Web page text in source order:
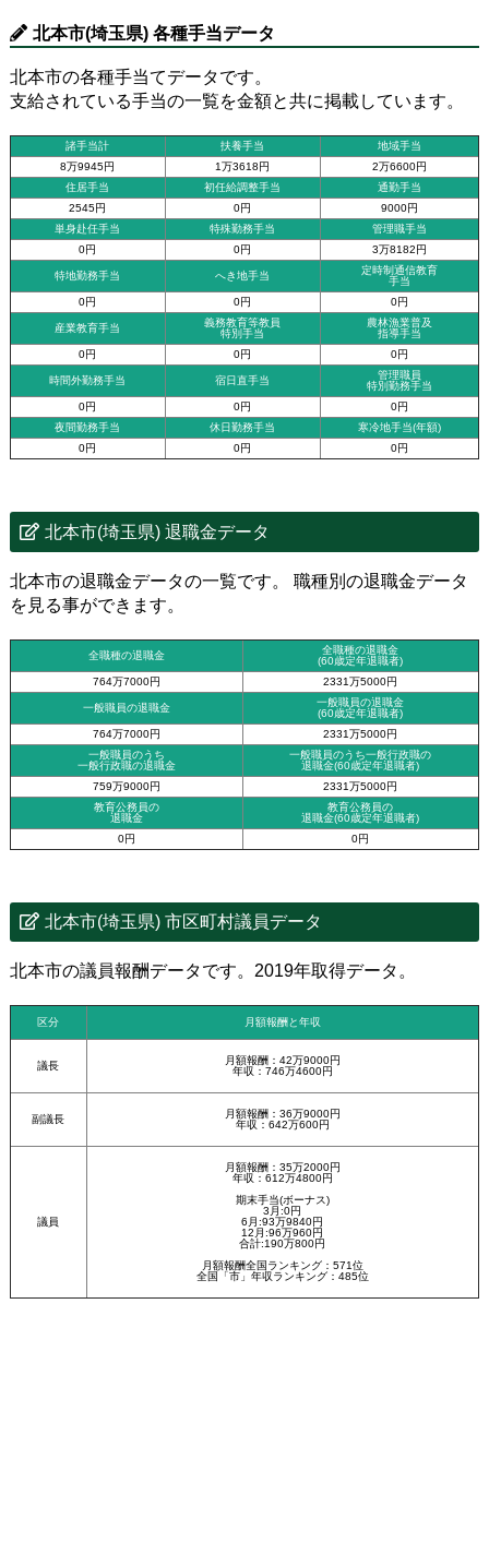
北本市(埼玉県) 各種手当データ
北本市の各種手当てデータです。
支給されている手当の一覧を金額と共に掲載しています。
諸手当計 扶養手当
地域手当
8万9945円
1万3618円
2万6600円
住居手当
初任給調整手当
通勤手当
2545円
0円
9000円
単身赴任手当
特殊勤務手当
管理職手当
0円
0円 3万8182円
特地勤務手当 へき地手当
定時制通信教育
手当
0円
0円 0円
産業教育手当
義務教育等教員
特別手当
農林漁業普及
指導手当
0円
0円 0円
時間外勤務手当 宿日直手当
管理職員
特別勤務手当
0円
0円
0円
夜間勤務手当
休日勤務手当
寒冷地手当(年額)
0円
0円 0円
北本市(埼玉県) 退職金データ
北本市の退職金データの一覧です。 職種別の退職金データ
を見る事ができます。
全職種の退職金
全職種の退職金
(60歳定年退職者)
764万7000円
2331万5000円
一般職員の退職金
一般職員の退職金
(60歳定年退職者)
764万7000円
2331万5000円
一般職員のうち
一般行政職の退職金
一般職員のうち一般行政職の
退職金(60歳定年退職者)
759万9000円
2331万5000円
教育公務員の
退職金
教育公務員の
退職金(60歳定年退職者)
0円
0円
北本市(埼玉県) 市区町村議員データ
北本市の議員報酬データです。2019年取得データ。
区分 月額報酬と年収
議長
月額報酬：42万9000円
年収：746万4600円
副議長
月額報酬：36万9000円
年収：642万600円
議員
月額報酬：35万2000円
年収：612万4800円
期末手当(ボーナス)
3月:0円
6月:93万9840円
12月:96万960円
合計:190万800円
月額報酬全国ランキング：571位
全国「市」年収ランキング：485位